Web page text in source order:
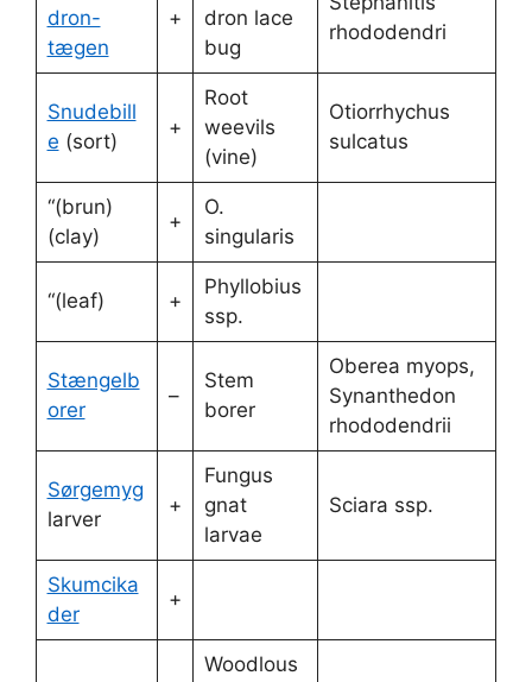
dron-
tægen
+
dron lace
bug
rhododendri
Snudebill
e (sort)
+
Root
weevils
(vine)
Otiorrhychus
sulcatus
“(brun)
(clay)
+
O.
singularis
“(leaf) +
Phyllobius
ssp.
Stængelb
orer
–
Stem
borer
Oberea myops,
Synanthedon
rhododendrii
Sørgemyg
larver
+
Fungus
gnat
larvae
Sciara ssp.
Skumcika
der
+
Woodlous